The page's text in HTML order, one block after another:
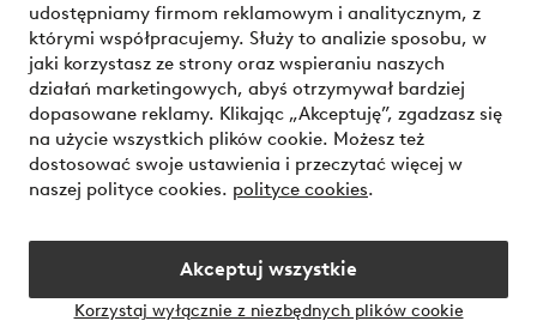
udostępniamy firmom reklamowym i analitycznym, z
którymi współpracujemy. Służy to analizie sposobu, w
jaki korzystasz ze strony oraz wspieraniu naszych
działań marketingowych, abyś otrzymywał bardziej
dopasowane reklamy. Klikając „Akceptuję”, zgadzasz się
na użycie wszystkich plików cookie. Możesz też
dostosować swoje ustawienia i przeczytać więcej w
naszej polityce cookies. polityce cookies.
Akceptuj wszystkie
Korzystaj wyłącznie z niezbędnych plików cookie
Bezpieczne płatności - zapłać teraz lub podziel się
Chcesz dowiedzieć się więcej o naszych opcjach płatności